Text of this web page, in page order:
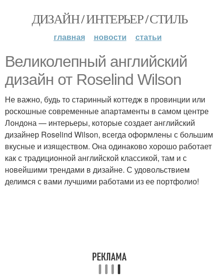
ДИЗАЙН / ИНТЕРЬЕР / СТИЛЬ
главная новости статьи
Великолепный английский
дизайн от Roselind Wilson
Не важно, будь то старинный коттедж в провинции или
роскошные современные апартаменты в самом центре
Лондона — интерьеры, которые создает английский
дизайнер Roselind Wilson, всегда оформлены с большим
вкусные и изяществом. Она одинаково хорошо работает
как с традиционной английской классикой, там и с
новейшими трендами в дизайне. С удовольствием
делимся с вами лучшими работами из ее портфолио!